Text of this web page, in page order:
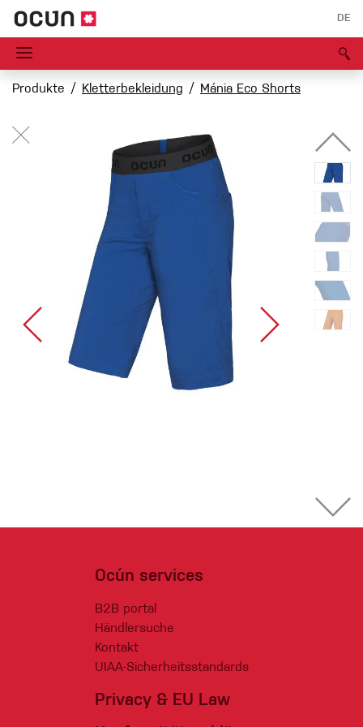
DE
Produkte Kletterbekleidung Mánia Eco Shorts
Ocún services
B2B portal
Händlersuche
Kontakt
UIAA-Sicherheitsstandards
Privacy & EU Law